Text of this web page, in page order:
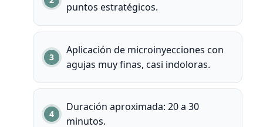
puntos estratégicos.
Aplicación de microinyecciones con
agujas muy finas, casi indoloras.
Duración aproximada: 20 a 30
minutos.